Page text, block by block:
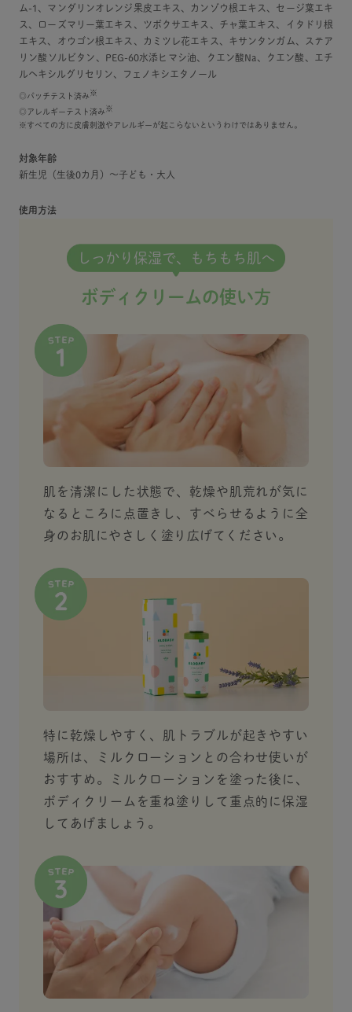
ム-1、マンダリンオレンジ果皮エキス、カンゾウ根エキス、セージ葉エキ
ス、ローズマリー葉エキス、ツボクサエキス、チャ葉エキス、イタドリ根
エキス、オウゴン根エキス、カミツレ花エキス、キサンタンガム、ステア
リン酸ソルビタン、PEG-60水添ヒマシ油、クエン酸Na、クエン酸、エチ
ルヘキシルグリセリン、フェノキシエタノール
◎パッチテスト済み ※
◎アレルギーテスト済み ※
※すべての方に皮膚刺激やアレルギーが起こらないというわけではありません。
対象年齢
新生児（生後0カ月）～子ども・大人
使用方法
しっかり保湿で、もちもち肌へ
ボディクリームの使い方
肌を清潔にした状態で、乾燥や肌荒れが気に
なるところに点置きし、すべらせるように全
身のお肌にやさしく塗り広げてください。
特に乾燥しやすく、肌トラブルが起きやすい
場所は、ミルクローションとの合わせ使いが
おすすめ。ミルクローションを塗った後に、
ボディクリームを重ね塗りして重点的に保湿
してあげましょう。